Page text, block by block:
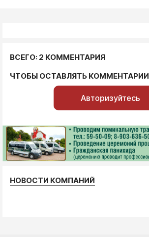
ВСЕГО: 2 КОММЕНТАРИЯ
ЧТОБЫ ОСТАВЛЯТЬ КОММЕНТАРИИ
Авторизуйтесь
НОВОСТИ КОМПАНИЙ